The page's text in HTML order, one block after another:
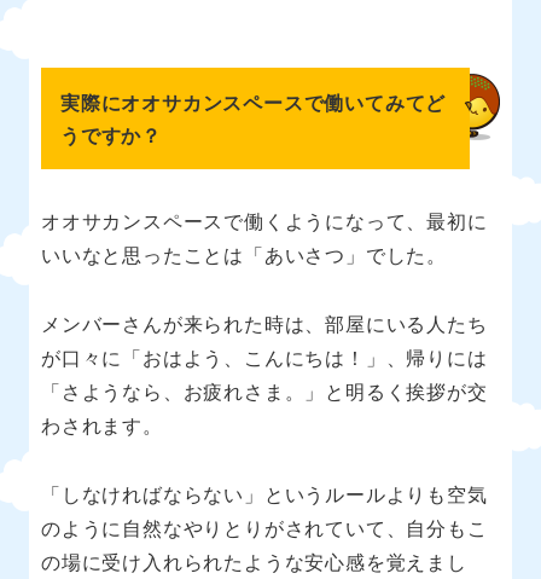
実際にオオサカンスペースで働いてみてど
うですか？
オオサカンスペースで働くようになって、最初に
いいなと思ったことは「あいさつ」でした。
メンバーさんが来られた時は、部屋にいる人たち
が口々に「おはよう、こんにちは！」、帰りには
「さようなら、お疲れさま。」と明るく挨拶が交
わされます。
「しなければならない」というルールよりも空気
のように自然なやりとりがされていて、自分もこ
の場に受け入れられたような安心感を覚えまし